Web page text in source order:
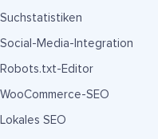
Suchstatistiken
Social-Media-Integration
Robots.txt-Editor
WooCommerce-SEO
Lokales SEO